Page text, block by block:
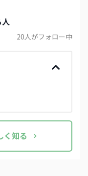
20人がフォロー中
く知る